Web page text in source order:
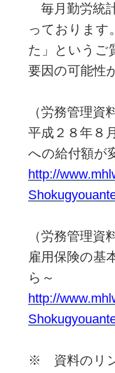
毎月勤労統
っております
た」というご
要因の可能性
（労務管理
平成２８年８
への給付額が
http://
（労務管理
雇用保険の基
ら～
http://
※ 資料のリ